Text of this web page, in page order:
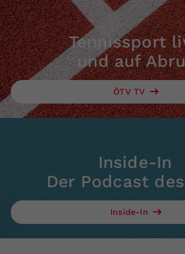
Tennissport
und auf
ÖTV TV
Inside-In
Der Podcast
Inside-In